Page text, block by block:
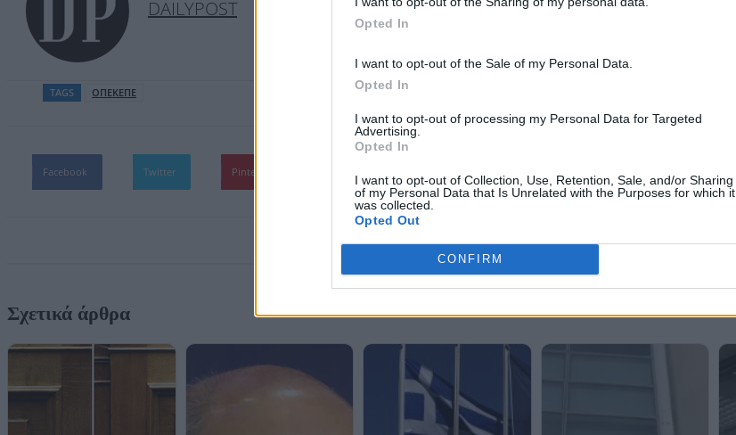
Opted In
I want to opt-out of the Sale of my Personal Data.
Opted In
I want to opt-out of processing my Personal Data for Targeted
Advertising.
Opted In
I want to opt-out of Collection, Use, Retention, Sale, and/or Sharing
of my Personal Data that Is Unrelated with the Purposes for which it
was collected.
Opted Out
CONFIRM
DAILYPOST
TAGS ΟΠΕΚΕΠΕ
Facebook Twitter Pinterest
Σχετικά άρθρα